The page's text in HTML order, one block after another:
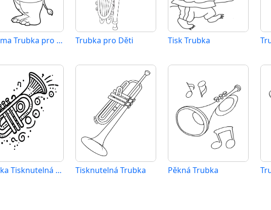
Zdarma Trubka pro Malé Děti Trubka pro Děti Tisk Trubka
Trubka Tisknutelná Zdarma Tisknutelná Trubka Pěkná Trubka